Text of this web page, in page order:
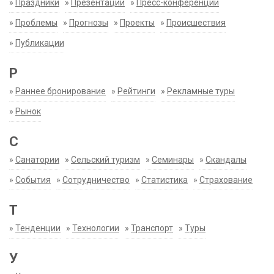
» Праздники » Презентации » Пресс-конференции
» Проблемы » Прогнозы » Проекты » Происшествия
» Публикации
Р
» Раннее бронирование » Рейтинги » Рекламные туры
» Рынок
С
» Санатории » Сельский туризм » Семинары » Скандалы
» События » Сотрудничество » Статистика » Страхование
Т
» Тенденции » Технологии » Транспорт » Туры
У